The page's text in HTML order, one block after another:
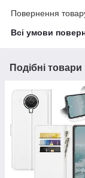
Повернення
Всі умови
Подібні товари